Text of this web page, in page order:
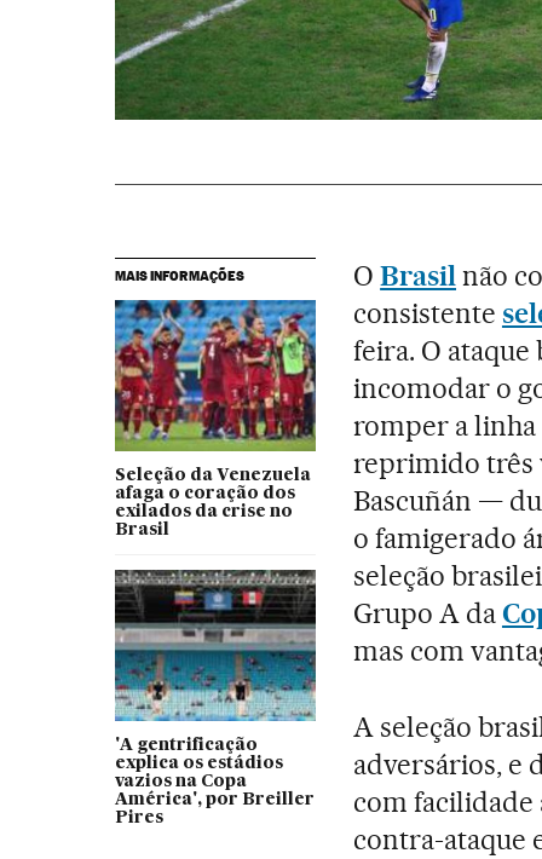
MAIS INFORMAÇÕES
Seleção da Venezuela
afaga o coração dos
exilados da crise no
Brasil
'A gentrificação
explica os estádios
vazios na Copa
América', por Breiller
Pires
OBrasilnão
consistente
feira. O
incomodar o
romper a linha
reprimido três
Bascuñán —
o famigerado
seleção
Grupo A da
mas com
A seleção
adversários, e
com facilidade
contra-ataque